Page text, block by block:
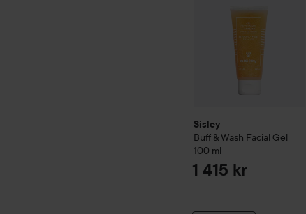
Sisley
Buff & Wash Facial Gel
100 ml
1 415 kr